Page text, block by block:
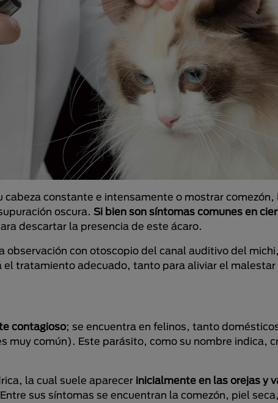
constante e intensamente o mostrar comezón,
oscura. Si bien son síntomas comunes en
descartar la presencia de este ácaro.
con otoscopio del canal auditivo del
el tratamiento adecuado, tanto para aliviar el
contagioso; se encuentra en felinos, tanto
muy común). Este parásito, como su nombre indica,
la cual suele aparecer inicialmente en las orejas y
sus síntomas se encuentran la comezón, piel